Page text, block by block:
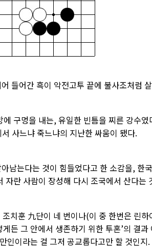
들어간 흑이 악전고투 끝에 불사조처럼
구멍을 내는, 유일한 빈틈을 찌른 강수였
사느냐 죽느냐의 지난한 싸움이 됐다.
남는다는 것이 힘들었다고 한 소감을, 한
자란 사람이 장성해 다시 조국에서 산다는
치훈 九단이 네 번이나(이 중 한번은 린하
든 그 안에서 생존하기 위한 투혼’의 결과
인이라는 걸 그저 공교롭다고만 할 것인지.